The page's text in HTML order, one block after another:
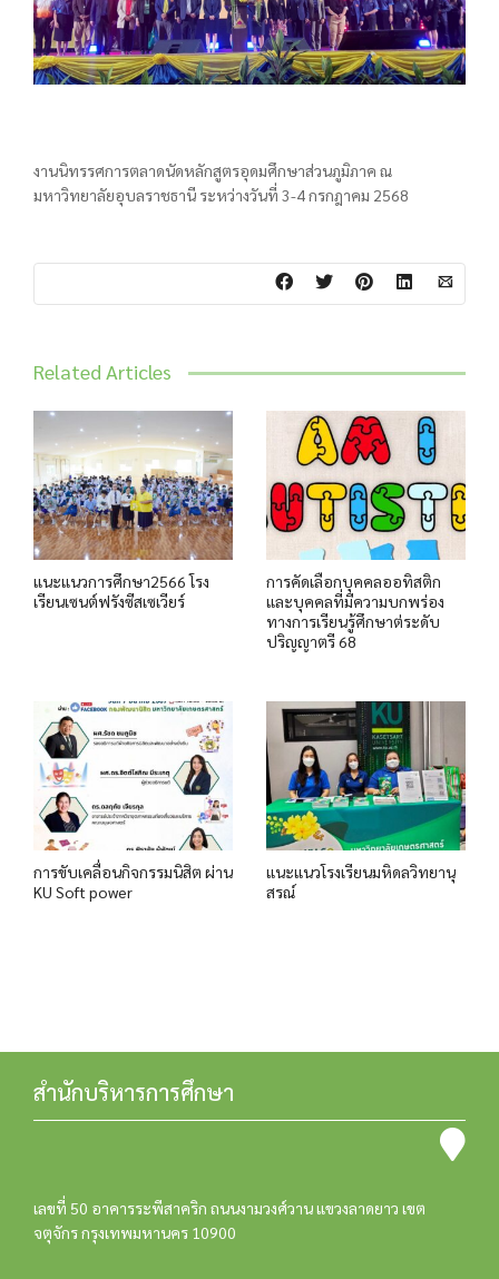
งานนิทรรศการตลาดนัดหลักสูตรอุดมศึกษาส่วนภูมิภาค ณ
มหาวิทยาลัยอุบลราชธานี ระหว่างวันที่ 3-4 กรกฎาคม 2568
Related Articles
แนะแนวการศึกษา2566 โรง
เรียนเซนต์ฟรังซีสเซเวียร์
การคัดเลือกบุคคลออทิสติก
และบุคคลที่มีความบกพร่อง
ทางการเรียนรู้ศึกษาต่ระดับ
ปริญญาตรี 68
การขับเคลื่อนกิจกรรมนิสิต ผ่าน
KU Soft power
แนะแนวโรงเรียนมหิดลวิทยานุ
สรณ์
สำนักบริหารการศึกษา
เลขที่ 50 อาคารระพีสาคริก ถนนงามวงศ์วาน แขวงลาดยาว เขต
จตุจักร กรุงเทพมหานคร 10900